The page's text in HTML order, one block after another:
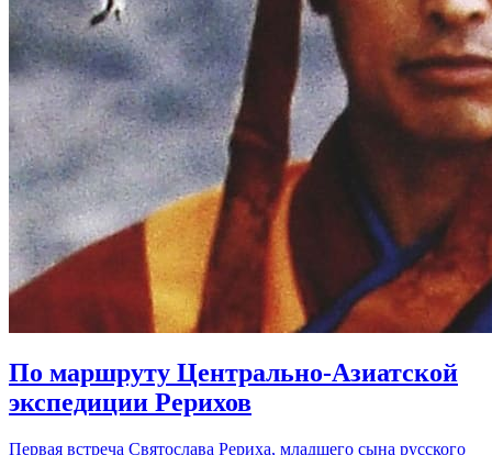
По маршруту Центрально-Азиатской
экспедиции Рерихов
Первая встреча Святослава Рериха, младшего сына русского